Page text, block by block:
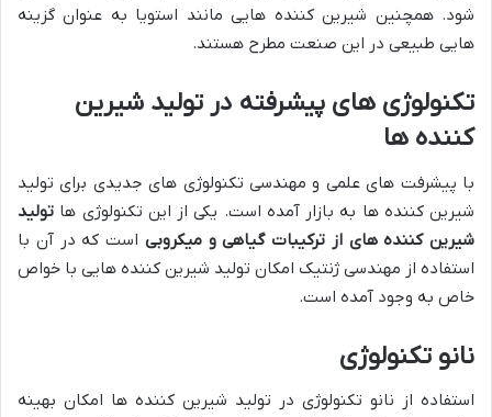
شود. همچنین شیرین کننده هایی مانند استویا به عنوان گزینه
هایی طبیعی در این صنعت مطرح هستند.
تکنولوژی های پیشرفته در تولید شیرین
کننده ها
با پیشرفت های علمی و مهندسی تکنولوژی های جدیدی برای تولید
شیرین کننده ها به بازار آمده است. یکی از این تکنولوژی ها تولید
شیرین کننده های از ترکیبات گیاهی و میکروبی است که در آن با
استفاده از مهندسی ژنتیک امکان تولید شیرین کننده هایی با خواص
خاص به وجود آمده است.
نانو تکنولوژی
استفاده از نانو تکنولوژی در تولید شیرین کننده ها امکان بهینه